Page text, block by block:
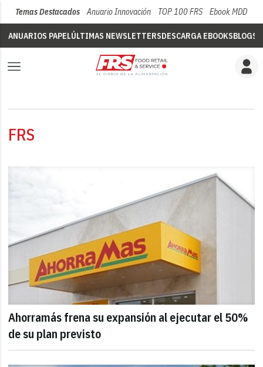
Temas Destacados Anuario Innovación TOP 100 FRS Ebook MDD
ANUARIOS PAPELÚLTIMAS NEWSLETTERSDESCARGA EBOOKSBLOGS
FRS
Ahorramás frena su expansión al ejecutar el 50%
de su plan previsto